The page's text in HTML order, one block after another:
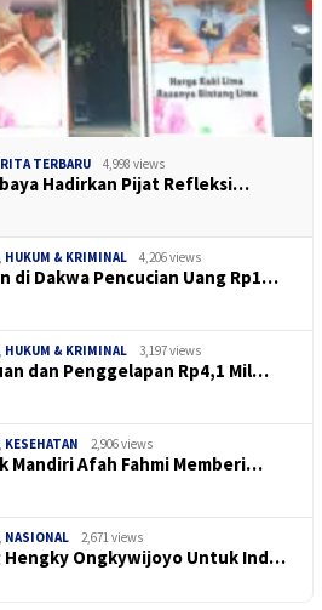
TERBARU 4,998 views
Hadirkan Pijat Refleksi…
HUKUM & KRIMINAL 4,206 views
di Dakwa Pencucian Uang Rp1…
HUKUM & KRIMINAL 3,197 views
dan Penggelapan Rp4,1 Mil…
KESEHATAN 2,906 views
Mandiri Afah Fahmi Memberi…
NASIONAL 2,671 views
Hengky Ongkywijoyo Untuk Ind…